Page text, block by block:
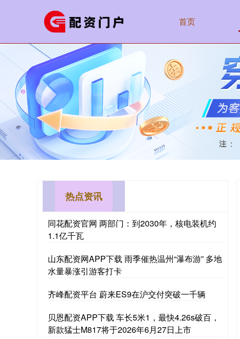
首页
热点资讯
同花配资官网 两部门：到2030年，核电装机约
1.1亿千瓦
山东配资网APP下载 雨季催热温州“瀑布游” 多地
水量暴涨引游客打卡
齐峰配资平台 蔚来ES9在沪交付突破一千辆
贝恩配资APP下载 车长5米1，最快4.26s破百，
新款猛士M817将于2026年6月27日上市